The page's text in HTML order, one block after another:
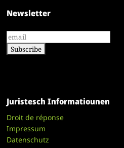
Newsletter
Juristesch Informatiounen
Droit de réponse
Impressum
Datenschutz